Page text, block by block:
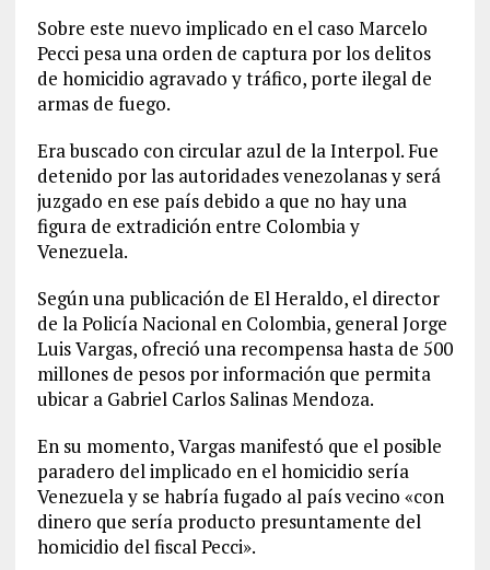
Sobre este nuevo implicado en el caso Marcelo
Pecci pesa una orden de captura por los delitos
de homicidio agravado y tráfico, porte ilegal de
armas de fuego.
Era buscado con circular azul de la Interpol. Fue
detenido por las autoridades venezolanas y será
juzgado en ese país debido a que no hay una
figura de extradición entre Colombia y
Venezuela.
Según una publicación de El Heraldo, el director
de la Policía Nacional en Colombia, general Jorge
Luis Vargas, ofreció una recompensa hasta de 500
millones de pesos por información que permita
ubicar a Gabriel Carlos Salinas Mendoza.
En su momento, Vargas manifestó que el posible
paradero del implicado en el homicidio sería
Venezuela y se habría fugado al país vecino «con
dinero que sería producto presuntamente del
homicidio del fiscal Pecci».